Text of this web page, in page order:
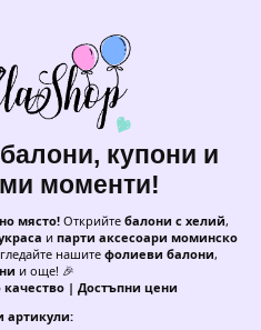
купони и
моменти!
място! Открийте балони с хелий,
и парти аксесоари моминско
нашитефолиеви балони,
и още! 🎉
качество | Достъпни цени
артикули: